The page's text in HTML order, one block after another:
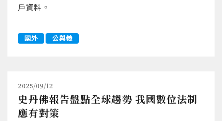
戶資料。
國外 公與義
2025/09/12
史丹佛報告盤點全球趨勢 我國數位法制
應有對策